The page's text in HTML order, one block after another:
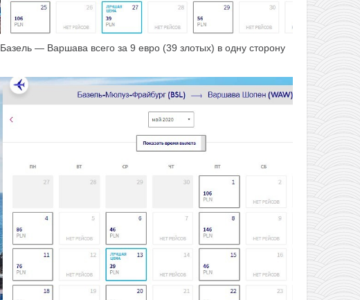
Базель — Варшава всего за 9 евро (39 злотых) в одну сторону